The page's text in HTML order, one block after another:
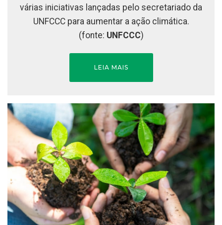
várias iniciativas lançadas pelo secretariado da
UNFCCC para aumentar a ação climática.
(fonte: UNFCCC)
LEIA MAIS